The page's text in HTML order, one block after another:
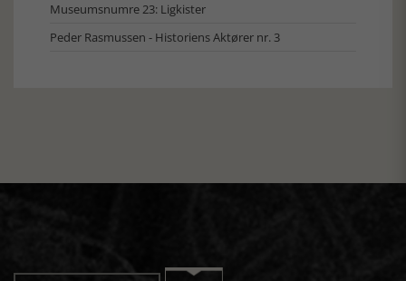
Museumsnumre 23: Ligkister
Peder Rasmussen - Historiens Aktører nr. 3